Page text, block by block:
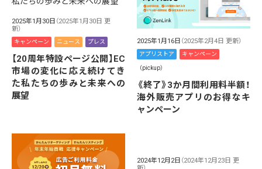
2025年1月30日 （2025年1月30日 更
新）
キャンペーン ニュース プレス
【20周年特設ページ公開】EC
市場の変化に応え続けてき
た私たちの歩みと未来への
展望
2025年1月16日 （2025年2月4日 更新）
アプリストア キャンペーン
（pickup）
《終了》3か月間利用料半額！
海外販売アプリのお得なキ
ャンペーン
2024年12月2日 （2024年12月23日 更